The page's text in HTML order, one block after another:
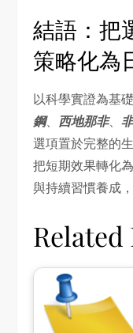
結語：把
策略化為
以科學實證為基
鋼、 西地那非、
選項置於完整的
把短期效果轉化
與持續習慣養成
Related